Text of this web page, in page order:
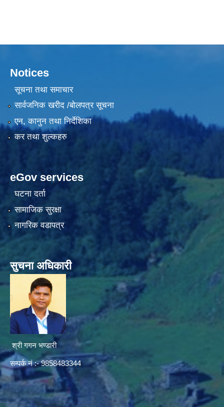
Notices
सूचना तथा समाचार
सार्वजनिक खरीद /बोलपत्र सूचना
एन, कानुन तथा निर्देशिका
कर तथा शुल्कहरु
eGov services
घटना दर्ता
सामाजिक सुरक्षा
नागरिक वडापत्र
सुचना अधिकारी
श्री गगन भण्डारी
सम्पर्क नं :- 9858483344